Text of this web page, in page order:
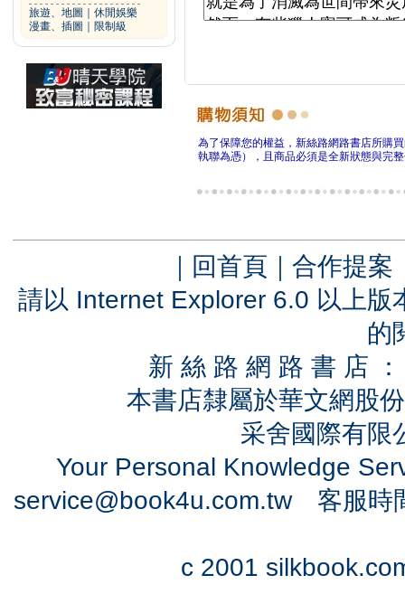
旅遊、地圖
休閒娛樂
漫畫、插圖
限制級
為了保障您的權益，新絲路網路書店所購
執聯為憑），且商品必須是全新狀態與完
｜ 回首頁 ｜ 合作提案
請以 Internet Explorer 6.0 以上
的
新 絲 路 網 路 書 店
本書店隸屬於華文網股
采舍國際有
Your Personal Knowledge
service@book4u.com.tw客服時
c 2001